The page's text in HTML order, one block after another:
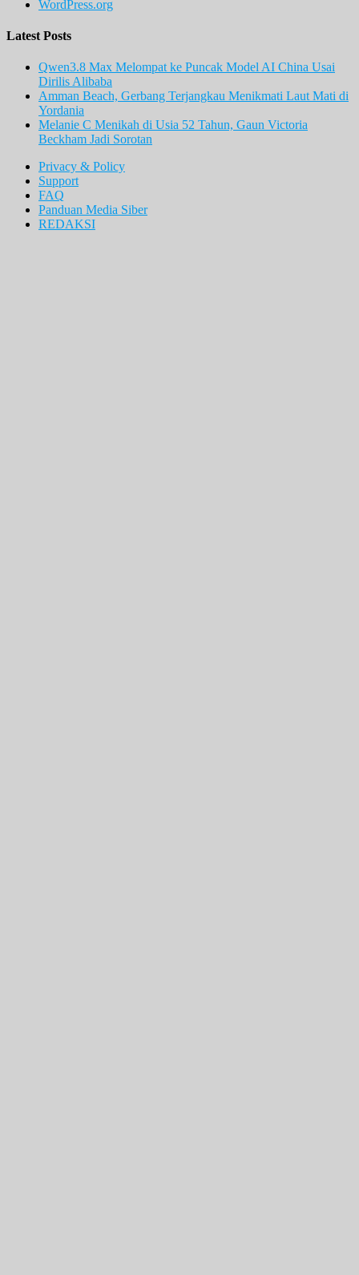
WordPress.org
Latest Posts
Qwen3.8 Max Melompat ke Puncak Model AI China Usai
Dirilis Alibaba
Amman Beach, Gerbang Terjangkau Menikmati Laut Mati di
Yordania
Melanie C Menikah di Usia 52 Tahun, Gaun Victoria
Beckham Jadi Sorotan
Privacy & Policy
Support
FAQ
Panduan Media Siber
REDAKSI